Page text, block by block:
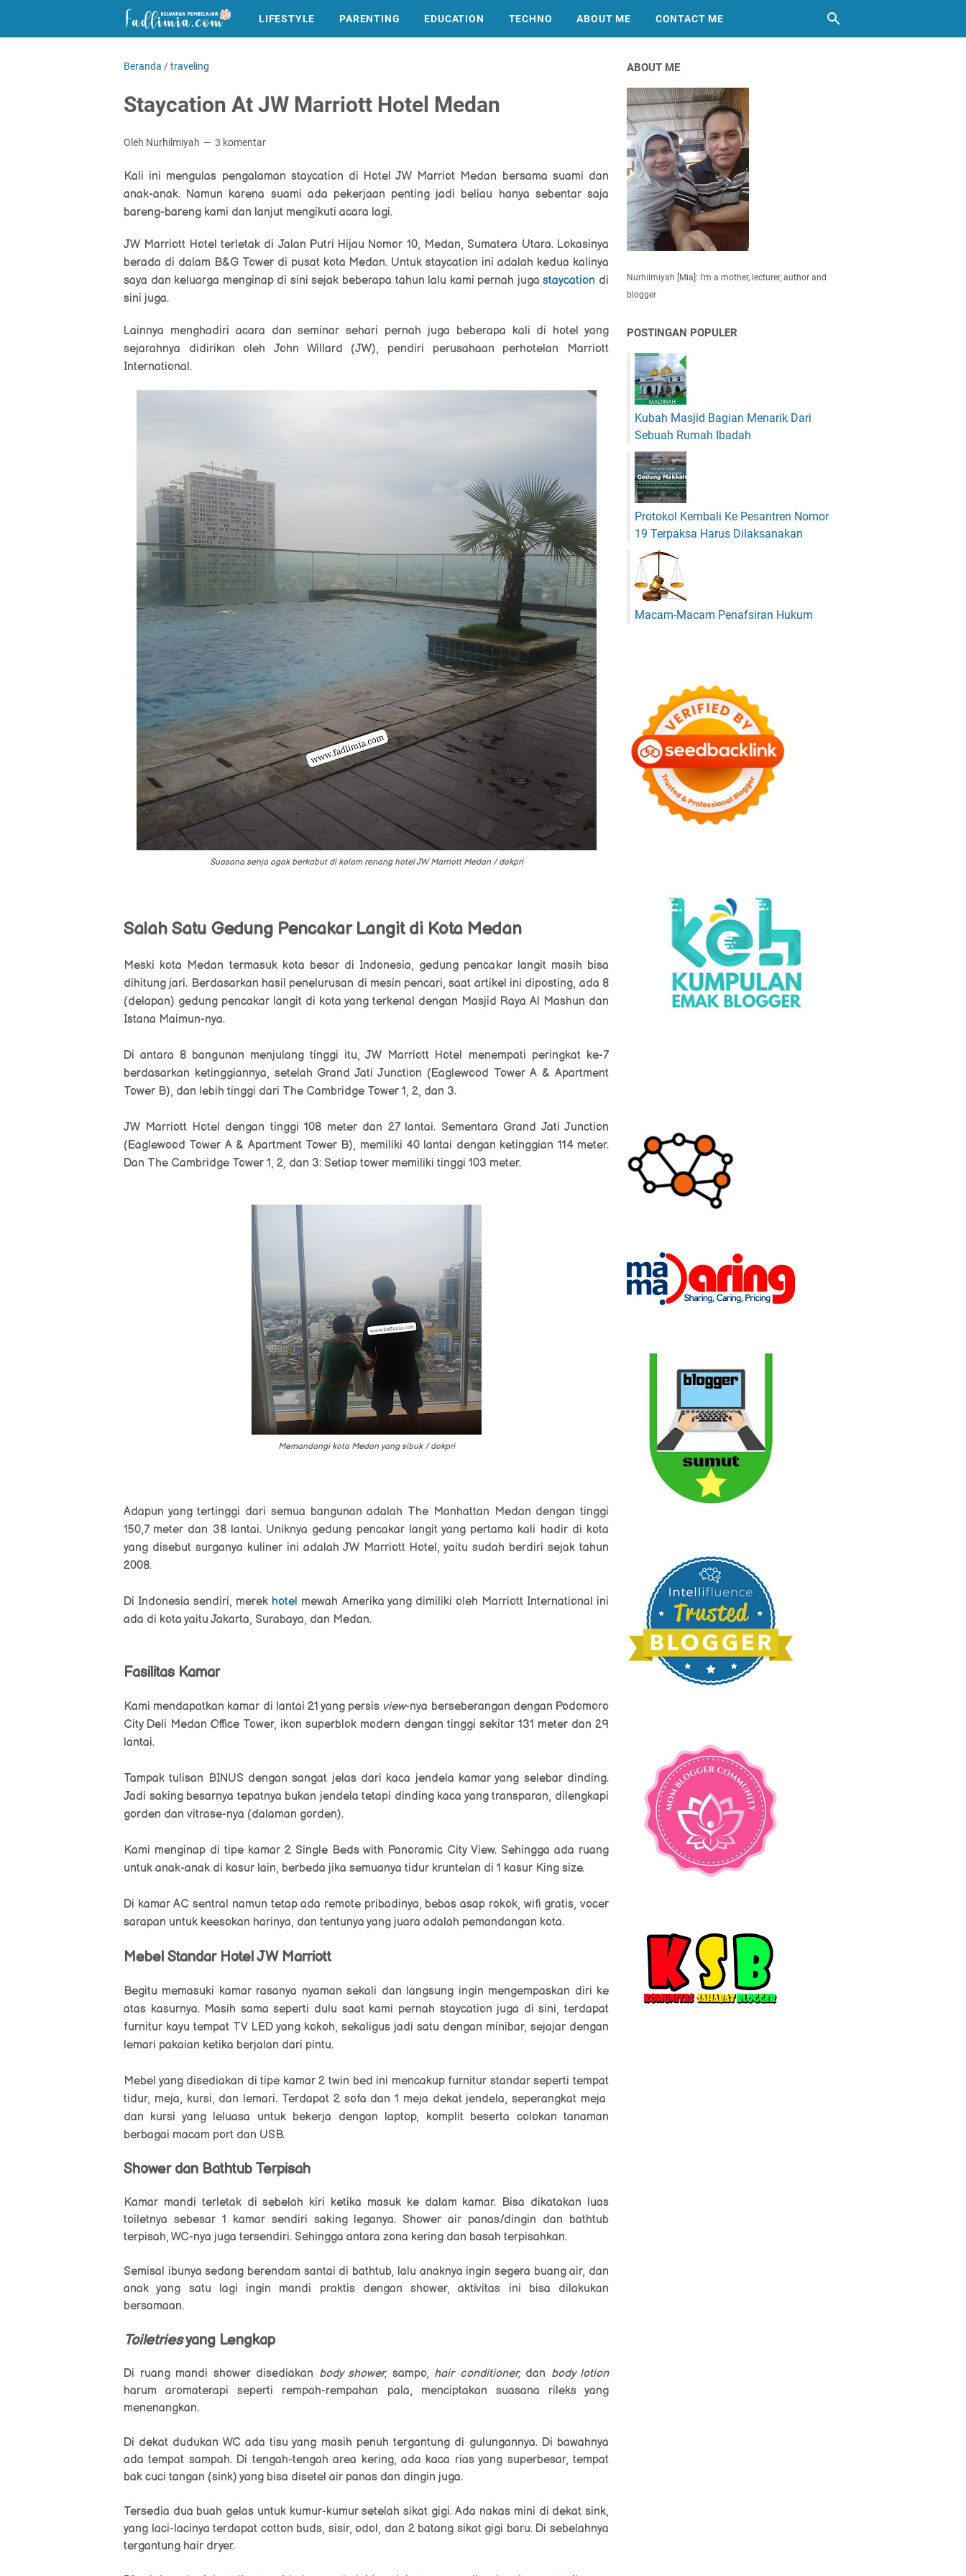
LIFESTYLE PARENTING EDUCATION TECHNO ABOUT ME CONTACT ME
Beranda /traveling
Staycation At JW Marriott Hotel Medan
Oleh Nurhilmiyah 3 komentar
Kali ini mengulas pengalaman staycation di Hotel JW Marriot Medan bersama suami dan
anak-anak. Namun karena suami ada pekerjaan penting jadi beliau hanya sebentar saja
bareng-bareng kami dan lanjut mengikuti acara lagi.
JW Marriott Hotel terletak di Jalan Putri Hijau Nomor 10, Medan, Sumatera Utara. Lokasinya
berada di dalam B&G Tower di pusat kota Medan. Untuk staycation ini adalah kedua kalinya
saya dan keluarga menginap di sini sejak beberapa tahun lalu kami pernah jugastaycation di
sini juga.
Lainnya menghadiri acara dan seminar sehari pernah juga beberapa kali di hotel yang
sejarahnya didirikan oleh John Willard (JW), pendiri perusahaan perhotelan Marriott
International.
Suasana senja agak berkabut di kolam renang hotel JW Marriott Medan / dokpri
Salah Satu Gedung Pencakar Langit di Kota Medan
Meski kota Medan termasuk kota besar di Indonesia, gedung pencakar langit masih bisa
dihitung jari. Berdasarkan hasil penelurusan di mesin pencari, saat artikel ini diposting, ada 8
(delapan) gedung pencakar langit di kota yang terkenal dengan Masjid Raya Al Mashun dan
Istana Maimun-nya.
Di antara 8 bangunan menjulang tinggi itu, JW Marriott Hotel menempati peringkat ke-7
berdasarkan ketinggiannya, setelah Grand Jati Junction (Eaglewood Tower A & Apartment
Tower B), dan lebih tinggi dari The Cambridge Tower 1, 2, dan 3.
JW Marriott Hotel dengan tinggi 108 meter dan 27 lantai. Sementara Grand Jati Junction
(Eaglewood Tower A & Apartment Tower B), memiliki 40 lantai dengan ketinggian 114 meter.
Dan The Cambridge Tower 1, 2, dan 3: Setiap tower memiliki tinggi 103 meter.
Memandangi kota Medan yang sibuk / dokpri
Adapun yang tertinggi dari semua bangunan adalah The Manhattan Medan dengan tinggi
150,7 meter dan 38 lantai. Uniknya gedung pencakar langit yang pertama kali hadir di kota
yang disebut surganya kuliner ini adalah JW Marriott Hotel, yaitu sudah berdiri sejak tahun
2008.
Di Indonesia sendiri, merek hotel mewah Amerika yang dimiliki oleh Marriott International ini
ada di kota yaitu Jakarta, Surabaya, dan Medan.
Fasilitas Kamar
Kami mendapatkan kamar di lantai 21 yang persis view-nya berseberangan dengan Podomoro
City Deli Medan Office Tower, ikon superblok modern dengan tinggi sekitar 131 meter dan 29
lantai.
Tampak tulisan BINUS dengan sangat jelas dari kaca jendela kamar yang selebar dinding.
Jadi saking besarnya tepatnya bukan jendela tetapi dinding kaca yang transparan, dilengkapi
gorden dan vitrase-nya (dalaman gorden).
Kami menginap di tipe kamar 2 Single Beds with Panoramic City View. Sehingga ada ruang
untuk anak-anak di kasur lain, berbeda jika semuanya tidur kruntelan di 1 kasur King size.
Di kamar AC sentral namun tetap ada remote pribadinya, bebas asap rokok, wifi gratis, vocer
sarapan untuk keesokan harinya, dan tentunya yang juara adalah pemandangan kota.
Mebel Standar Hotel JW Marriott
Begitu memasuki kamar rasanya nyaman sekali dan langsung ingin mengempaskan diri ke
atas kasurnya. Masih sama seperti dulu saat kami pernah staycation juga di sini, terdapat
furnitur kayu tempat TV LED yang kokoh, sekaligus jadi satu dengan minibar, sejajar dengan
lemari pakaian ketika berjalan dari pintu.
Mebel yang disediakan di tipe kamar 2 twin bed ini mencakup furnitur standar seperti tempat
tidur, meja, kursi, dan lemari. Terdapat 2 sofa dan 1 meja dekat jendela, seperangkat meja
dan kursi yang leluasa untuk bekerja dengan laptop, komplit beserta colokan tanaman
berbagai macam port dan USB.
Shower dan Bathtub Terpisah
Kamar mandi terletak di sebelah kiri ketika masuk ke dalam kamar. Bisa dikatakan luas
toiletnya sebesar 1 kamar sendiri saking leganya. Shower air panas/dingin dan bathtub
terpisah, WC-nya juga tersendiri. Sehingga antara zona kering dan basah terpisahkan.
Semisal ibunya sedang berendam santai di bathtub, lalu anaknya ingin segera buang air, dan
anak yang satu lagi ingin mandi praktis dengan shower, aktivitas ini bisa dilakukan
bersamaan.
Toiletriesyang Lengkap
Di ruang mandi shower disediakan body shower, sampo, hair conditioner,dan body lotion
harum aromaterapi seperti rempah-rempahan pala, menciptakan suasana rileks yang
menenangkan.
Di dekat dudukan WC ada tisu yang masih penuh tergantung di gulungannya. Di bawahnya
ada tempat sampah. Di tengah-tengah area kering, ada kaca rias yang superbesar, tempat
bak cuci tangan (sink) yang bisa disetel air panas dan dingin juga.
Tersedia dua buah gelas untuk kumur-kumur setelah sikat gigi. Ada nakas mini di dekat sink,
yang laci-lacinya terdapat cotton buds, sisir, odol, dan 2 batang sikat gigi baru. Di sebelahnya
tergantung hair dryer.
ABOUT ME
Nurhilmiyah [Mia]: I'm a mother, lecturer, author and
blogger
POSTINGAN POPULER
Kubah Masjid Bagian Menarik Dari
Sebuah Rumah Ibadah
Protokol Kembali Ke Pesantren Nomor
19 Terpaksa Harus Dilaksanakan
Macam-Macam Penafsiran Hukum